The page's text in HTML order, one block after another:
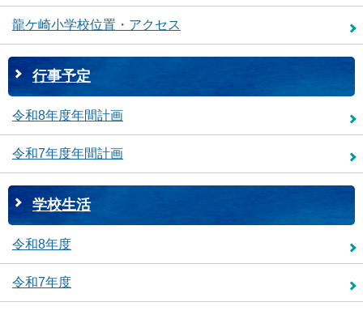
龍ケ崎小学校位置・アクセス
行事予定
令和8年度年間計画
令和7年度年間計画
学校生活
令和8年度
令和7年度